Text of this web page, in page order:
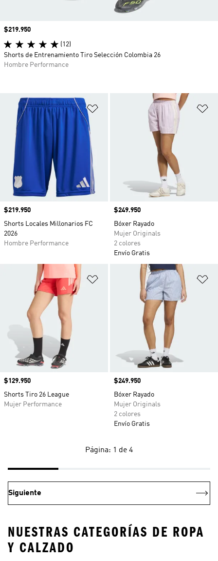
Añadir a la lista de deseos
Precio
$219.950
Shorts Locales Millonarios FC
2026
Hombre Performance
Precio
$249.950
Bóxer Rayado
Mujer Originals
2 colores
Envío Gratis
Añadir a la lista de deseos
Precio
$129.950
Shorts Tiro 26 League
Mujer Performance
Precio
$249.950
Bóxer Rayado
Mujer Originals
2 colores
Envío Gratis
Precio
$219.950
(12)
Shorts de Entrenamiento Tiro Selección Colombia 26
Hombre Performance
Página: 1 de 4
Siguiente
NUESTRAS CATEGORÍAS DE ROPA
Y CALZADO